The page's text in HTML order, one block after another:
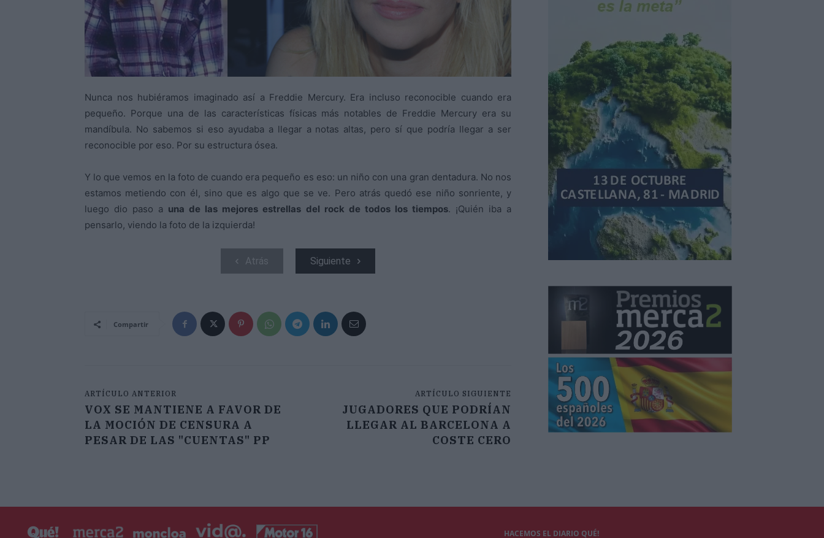
Nunca nos hubiéramos imaginado así a Freddie Mercury. Era incluso reconocible cuando era
pequeño. Porque una de las características físicas más notables de Freddie Mercury era su
mandíbula. No sabemos si eso ayudaba a llegar a notas altas, pero sí que podría llegar a ser
reconocible por eso. Por su estructura ósea.
Y lo que vemos en la foto de cuando era pequeño es eso: un niño con una gran dentadura. No nos
estamos metiendo con él, sino que es algo que se ve. Pero atrás quedó ese niño sonriente, y
luego dio paso a una de las mejores estrellas del rock de todos los tiempos. ¡Quién iba a
pensarlo, viendo la foto de la izquierda!
Atrás Siguiente
Compartir
ARTÍCULO ANTERIOR
VOX SE MANTIENE A FAVOR DE
LA MOCIÓN DE CENSURA A
PESAR DE LAS "CUENTAS" PP
ARTÍCULO SIGUIENTE
JUGADORES QUE PODRÍAN
LLEGAR AL BARCELONA A
COSTE CERO
HACEMOS EL DIARIO QUÉ!